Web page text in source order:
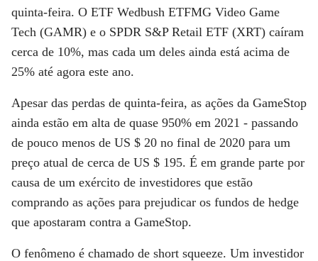
quinta-feira. O ETF Wedbush ETFMG Video Game
Tech (GAMR) e o SPDR S&P Retail ETF (XRT) caíram
cerca de 10%, mas cada um deles ainda está acima de
25% até agora este ano.
Apesar das perdas de quinta-feira, as ações da GameStop
ainda estão em alta de quase 950% em 2021 - passando
de pouco menos de US $ 20 no final de 2020 para um
preço atual de cerca de US $ 195. É em grande parte por
causa de um exército de investidores que estão
comprando as ações para prejudicar os fundos de hedge
que apostaram contra a GameStop.
O fenômeno é chamado de short squeeze. Um investidor